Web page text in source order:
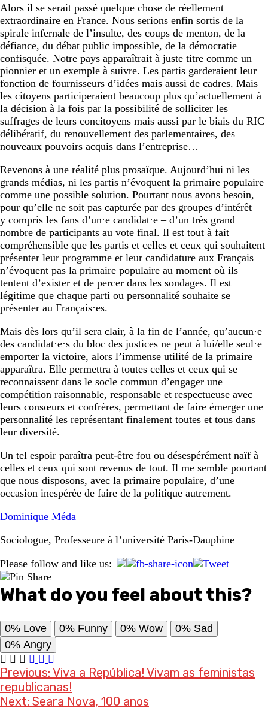
Alors il se serait passé quelque chose de réellement
extraordinaire en France. Nous serions enfin sortis de la
spirale infernale de l’insulte, des coups de menton, de la
défiance, du débat public impossible, de la démocratie
confisquée. Notre pays apparaîtrait à juste titre comme un
pionnier et un exemple à suivre. Les partis garderaient leur
fonction de fournisseurs d’idées mais aussi de cadres. Mais
les citoyens participeraient beaucoup plus qu’actuellement à
la décision à la fois par la possibilité de solliciter les
suffrages de leurs concitoyens mais aussi par le biais du RIC
délibératif, du renouvellement des parlementaires, des
nouveaux pouvoirs acquis dans l’entreprise…
Revenons à une réalité plus prosaïque. Aujourd’hui ni les
grands médias, ni les partis n’évoquent la primaire populaire
comme une possible solution. Pourtant nous avons besoin,
pour qu’elle ne soit pas capturée par des groupes d’intérêt –
y compris les fans d’un·e candidat·e – d’un très grand
nombre de participants au vote final. Il est tout à fait
compréhensible que les partis et celles et ceux qui souhaitent
présenter leur programme et leur candidature aux Français
n’évoquent pas la primaire populaire au moment où ils
tentent d’exister et de percer dans les sondages. Il est
légitime que chaque parti ou personnalité souhaite se
présenter au Français·es.
Mais dès lors qu’il sera clair, à la fin de l’année, qu’aucun·e
des candidat·e·s du bloc des justices ne peut à lui/elle seul·e
emporter la victoire, alors l’immense utilité de la primaire
apparaîtra. Elle permettra à toutes celles et ceux qui se
reconnaissent dans le socle commun d’engager une
compétition raisonnable, responsable et respectueuse avec
leurs consœurs et confrères, permettant de faire émerger une
personnalité les représentant finalement toutes et tous dans
leur diversité.
Un tel espoir paraîtra peut-être fou ou désespérément naïf à
celles et ceux qui sont revenus de tout. Il me semble pourtant
que nous disposons, avec la primaire populaire, d’une
occasion inespérée de faire de la politique autrement.
Dominique Méda
Sociologue, Professeure à l’université Paris-Dauphine
Please follow and like us:
What do you feel about this?
0% Love 0% Funny 0% Wow 0% Sad
0% Angry
Post
navigation
Previous: Viva a República! Vivam as feministas
republicanas!
Next: Seara Nova, 100 anos